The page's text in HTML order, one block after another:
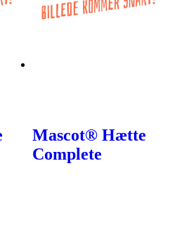
Mascot® Hætte
Complete